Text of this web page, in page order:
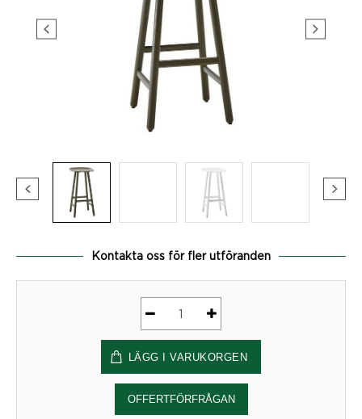
Kontakta oss för fler utföranden
mängd
LÄGG I VARUKORGEN
OFFERTFÖRFRÅGAN